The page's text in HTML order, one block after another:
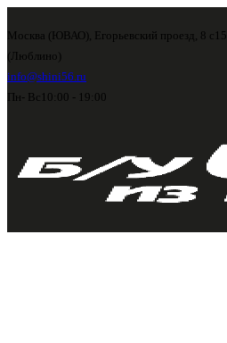
Москва (ЮВАО), Егорьевский проезд, 8 с15
(Люблино)
info@shini56.ru
Пн- Вс 10:00 - 19:00